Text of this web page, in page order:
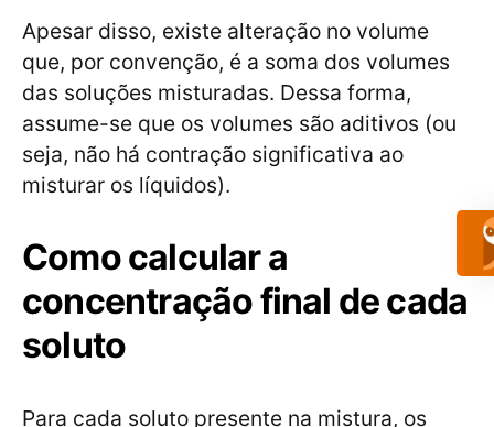
Apesar disso, existe alteração no volume
que, por convenção, é a soma dos volumes
das soluções misturadas. Dessa forma,
assume-se que os volumes são aditivos (ou
seja, não há contração significativa ao
misturar os líquidos).
Como calcular a
concentração final de cada
soluto
Para cada soluto presente na mistura, os